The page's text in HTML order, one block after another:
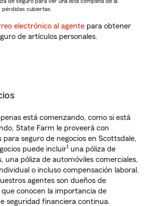
cubiertas.
electrónico al agente para obtener
de artículos personales.
está comenzando, como si está
State Farm le proveerá con
para seguro de negocios en Scottsdale,
puede incluir1 una póliza de
una póliza de automóviles comerciales,
o incluso compensación laboral.
agentes son dueños de
conocen la importancia de
seguridad financiera continua.